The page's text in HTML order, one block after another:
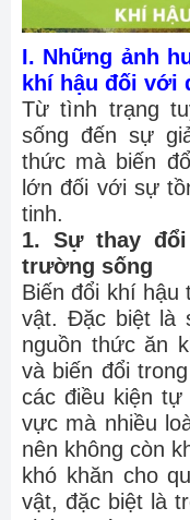
I. Những ảnh
khí hậu đối với
Từ tình trạng
sống đến sự
thức mà biến
lớn đối với sự
tinh.
1. Sự thay
trường sống
Biến đổi khí hậu
vật. Đặc biệt là
nguồn thức ăn
và biến đổi
các điều kiện tự
vực mà nhiều
nên không còn
khó khăn cho
vật, đặc biệt là